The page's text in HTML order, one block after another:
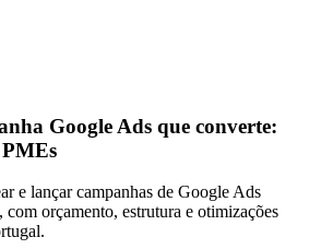
Google Ads que converte:
e lançar campanhas de Google Ads
com orçamento, estrutura e otimizações